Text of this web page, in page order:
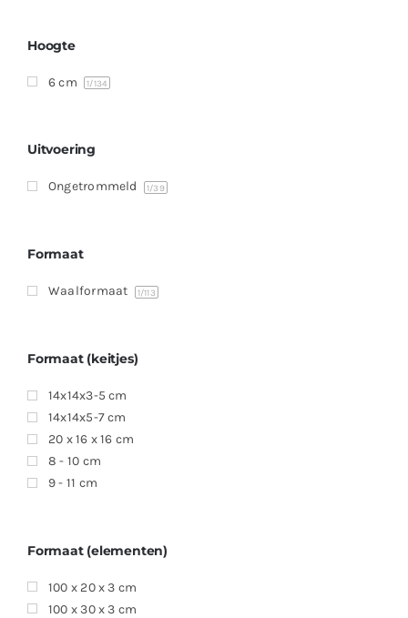
Contact
Offerte aanvragen
Hoogte
6 cm 1/134
Uitvoering
Ongetrommeld 1/39
Formaat
Waalformaat 1/113
Formaat (keitjes)
14x14x3-5 cm
14x14x5-7 cm
20 x 16 x 16 cm
8 - 10 cm
9 - 11 cm
Formaat (elementen)
100 x 20 x 3 cm
100 x 30 x 3 cm